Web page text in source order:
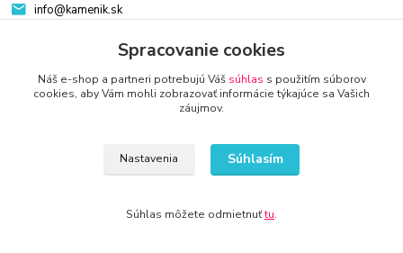
info@kamenik.sk
Vytvorené na
Eshop-rychlo.sk
Spracovanie cookies
Náš e-shop a partneri potrebujú Váš súhlas s použitím súborov
cookies, aby Vám mohli zobrazovať informácie týkajúce sa Vašich
záujmov.
Nastavenia Súhlasím
Súhlas môžete odmietnuťtu.